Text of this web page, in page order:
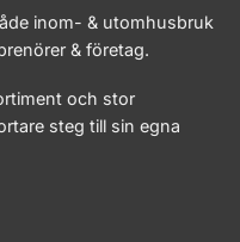
inom- & utomhusbruk
& företag.
och stor
steg till sin egna